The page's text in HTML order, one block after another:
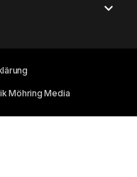
Möhring Media